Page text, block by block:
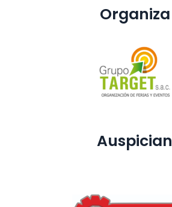
Organiza
Auspician